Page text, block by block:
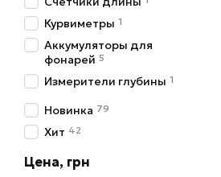
Курвиметры 1
Аккумуляторы для
фонарей 5
Измерители глубины 1
Новинка 79
Хит 42
Цена, грн